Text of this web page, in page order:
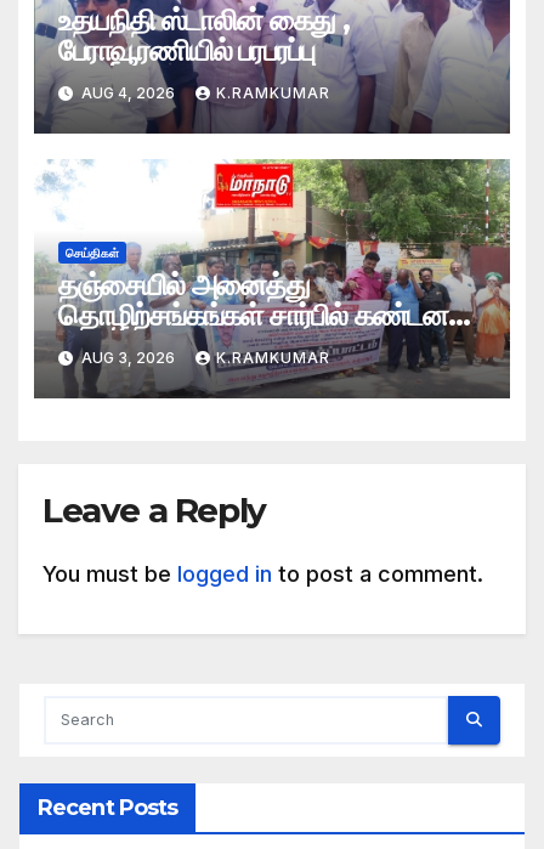
உதயநிதி ஸ்டாலின் கைது ,
பேராவூரணியில் பரபரப்பு
AUG 4, 2026 K.RAMKUMAR
செய்திகள்
தஞ்சையில் அனைத்து
தொழிற்சங்கங்கள் சார்பில் கண்டன
ஆர்ப்பாட்டம்
AUG 3, 2026 K.RAMKUMAR
Leave a Reply
You must be logged in to post a comment.
Recent Posts